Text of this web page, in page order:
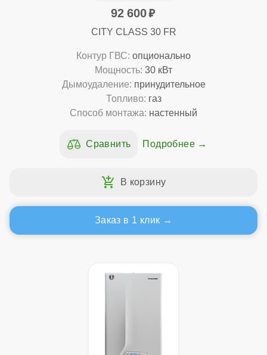
92 600
CITY CLASS 30 FR
Контур ГВС: опционально
Мощность: 30 кВт
Дымоудаление: принудительное
Топливо: газ
Способ монтажа: настенный
Подробнее
Заказ в 1 клик